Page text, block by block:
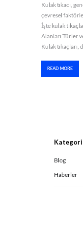
Kulak tıkacı,
çevresel
İşte kulak
Alanları Türler
Kulak tıkaçları,
READ MORE
Blog
Haberler